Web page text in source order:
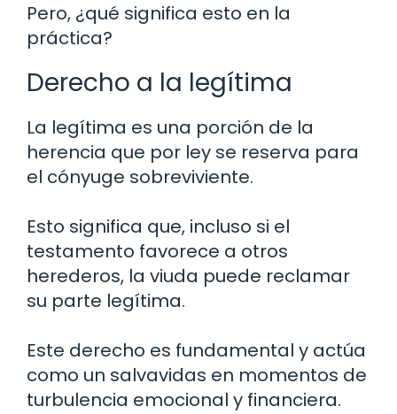
Pero, ¿qué significa esto en la
práctica?
Derecho a la legítima
La legítima es una porción de la
herencia que por ley se reserva para
el cónyuge sobreviviente.
Esto significa que, incluso si el
testamento favorece a otros
herederos, la viuda puede reclamar
su parte legítima.
Este derecho es fundamental y actúa
como un salvavidas en momentos de
turbulencia emocional y financiera.